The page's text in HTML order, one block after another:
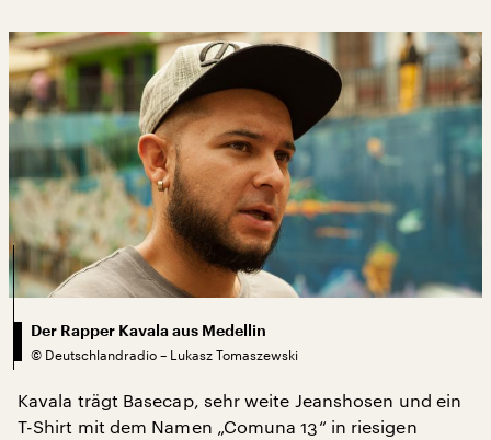
Der Rapper Kavala aus Medellin
© Deutschlandradio – Lukasz Tomaszewski
Kavala trägt Basecap, sehr weite Jeanshosen und ein
T-Shirt mit dem Namen „Comuna 13“ in riesigen